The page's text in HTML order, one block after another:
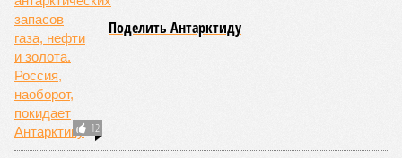
КОММЕНТАРИИ
Версия //Конфликт
Армению и довкладывалась
РЖД против своей страны